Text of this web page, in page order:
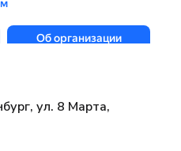
ул. 8 Марта,